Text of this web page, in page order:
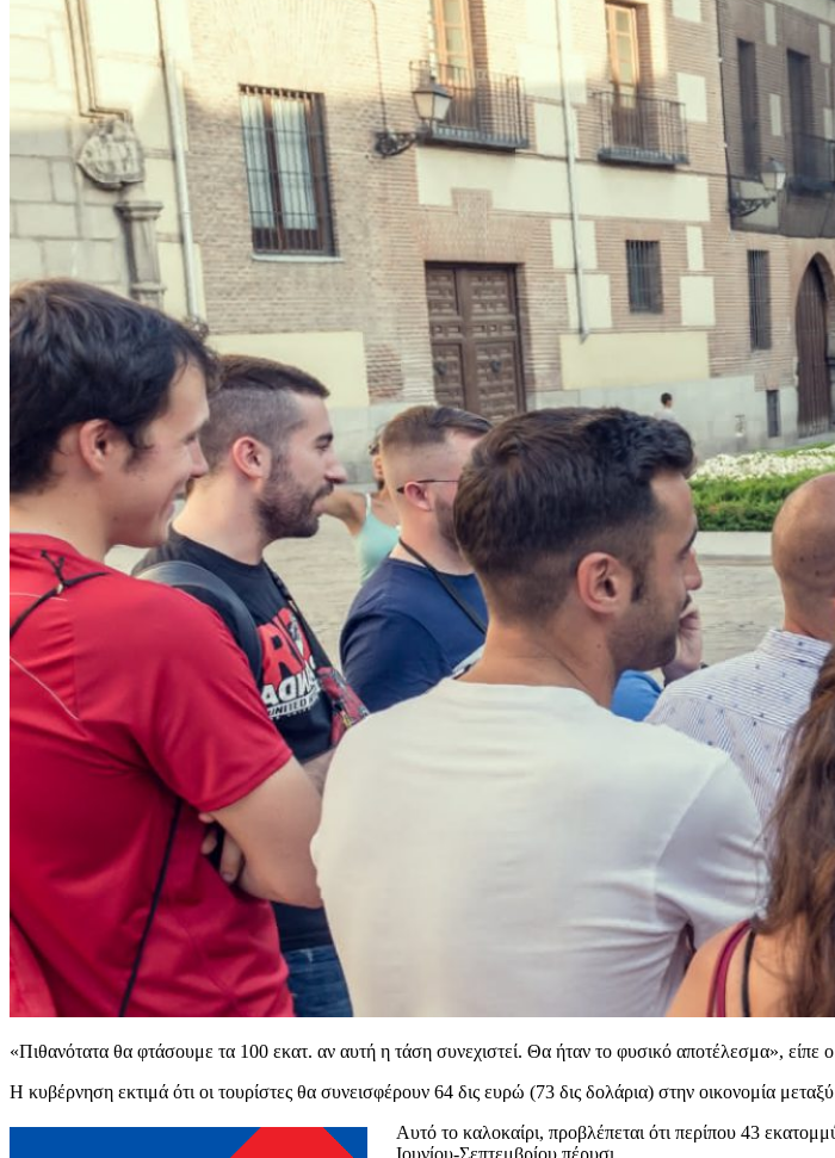
«Πιθανότατα θα φτάσουμε τα 100 εκατ. αν αυτή η τάση συνεχιστεί. Θα ήταν το φυσικό αποτέλεσμα», είπε
Η κυβέρνηση εκτιμά ότι οι τουρίστες θα συνεισφέρουν 64 δις ευρώ (73 δις δολάρια) στην οικονομία
Αυτό το καλοκαίρι, προβλέπεται ότι περίπου 43
Ιουνίου-Σεπτεμβρίου πέρυσι.